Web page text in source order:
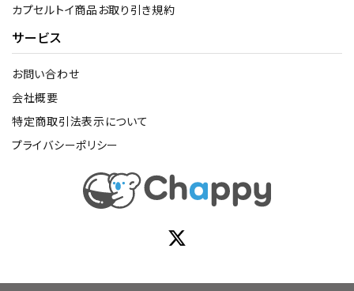
カプセルトイ商品お取り引き規約
サービス
お問い合わせ
会社概要
特定商取引法表示について
プライバシーポリシー